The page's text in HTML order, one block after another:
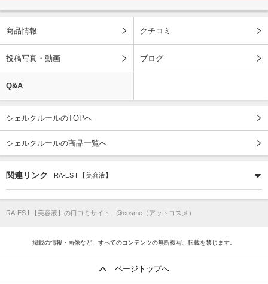
商品情報 クチコミ
投稿写真・動画 ブログ
Q&A
シェルクルールのTOPへ
シェルクルールの商品一覧へ
関連リンク RA-ES I 【美容液】
RA-ES I 【美容液】 の口コミサイト - @cosme（アットコスメ）
掲載の情報・画像など、すべてのコンテンツの無断複写、転載を禁じます。
ページトップへ